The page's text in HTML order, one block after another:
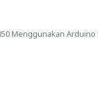
Menggunakan Arduino